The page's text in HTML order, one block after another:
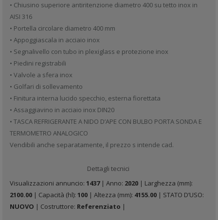
• Chiusino superiore antiritenzione diametro 400 su tetto inox in
AISI 316
• Portella circolare diametro 400 mm
• Appoggiascala in acciaio inox
• Segnalivello con tubo in plexiglass e protezione inox
• Piedini registrabili
• Valvole a sfera inox
• Golfari di sollevamento
• Finitura interna lucido specchio, esterna fiorettata
• Assaggiavino in acciaio inox DIN20
• TASCA REFRIGERANTE A NIDO D’APE CON BULBO PORTA SONDA E
TERMOMETRO ANALOGICO
Vendibili anche separatamente, il prezzo s intende cad.
Dettagli tecnici
Visualizzazioni annuncio: 1437| Anno: 2020 | Larghezza (mm):
2100.00 | Capacità (hl): 100 | Altezza (mm): 4155.00 | STATO D’USO:
NUOVO | Costruttore: Referenziato |